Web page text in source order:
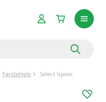
Førstehjelp Select Ispose